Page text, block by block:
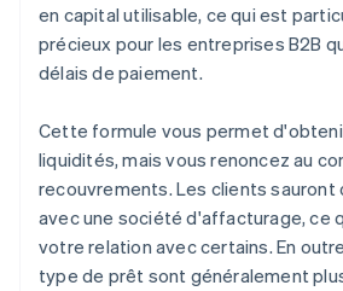
en capital utilisable, ce qui est
précieux pour les entreprises B2B
délais de paiement.
Cette formule vous permet
liquidités, mais vous renoncez au
recouvrements. Les clients sauront
avec une société d'affacturage, ce
votre relation avec certains. En
type de prêt sont généralement